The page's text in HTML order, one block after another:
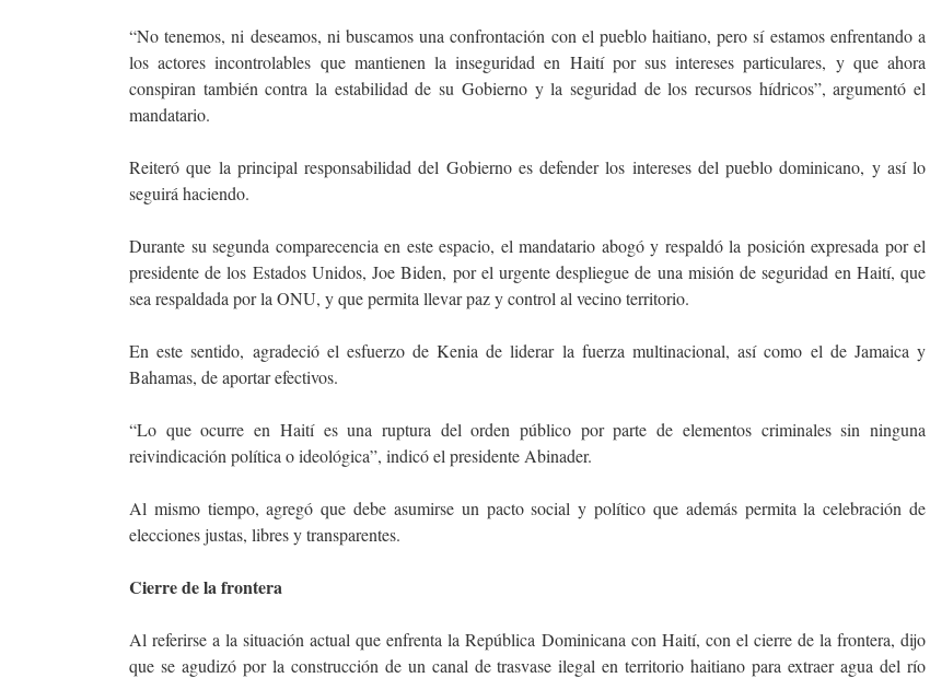
“No tenemos, ni deseamos, ni buscamos una confrontación con el pueblo haitiano, pero sí estamos enfrentando a
los actores incontrolables que mantienen la inseguridad en Haití por sus intereses particulares, y que ahora
conspiran también contra la estabilidad de su Gobierno y la seguridad de los recursos hídricos”, argumentó el
mandatario.
Reiteró que la principal responsabilidad del Gobierno es defender los intereses del pueblo dominicano, y así lo
seguirá haciendo.
Durante su segunda comparecencia en este espacio, el mandatario abogó y respaldó la posición expresada por el
presidente de los Estados Unidos, Joe Biden, por el urgente despliegue de una misión de seguridad en Haití, que
sea respaldada por la ONU, y que permita llevar paz y control al vecino territorio.
En este sentido, agradeció el esfuerzo de Kenia de liderar la fuerza multinacional, así como el de Jamaica y
Bahamas, de aportar efectivos.
“Lo que ocurre en Haití es una ruptura del orden público por parte de elementos criminales sin ninguna
reivindicación política o ideológica”, indicó el presidente Abinader.
Al mismo tiempo, agregó que debe asumirse un pacto social y político que además permita la celebración de
elecciones justas, libres y transparentes.
Cierre de la frontera
Al referirse a la situación actual que enfrenta la República Dominicana con Haití, con el cierre de la frontera, dijo
que se agudizó por la construcción de un canal de trasvase ilegal en territorio haitiano para extraer agua del río